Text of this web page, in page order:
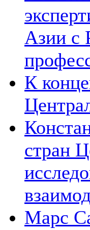
Азии с
К
стран
Марс